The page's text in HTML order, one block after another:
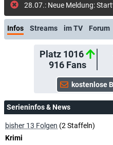
Infos Streams im TV Forum
Platz 1016
916Fans
Serieninfos & News
bisher 13 Folgen (2 Staffeln)
Krimi